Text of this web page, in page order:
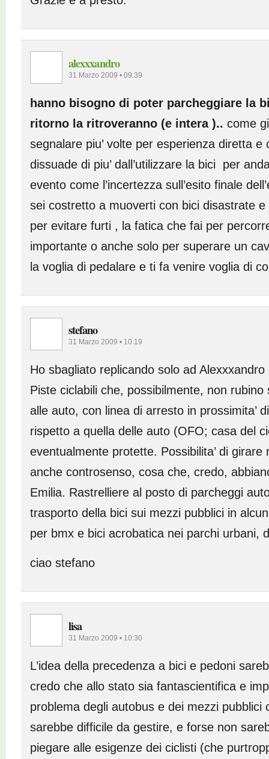
alexxxandro
31 Marzo 2009 • 09:39
hanno bisogno di poter parcheggiare la
ritorno la ritroveranno (e intera ).. come
segnalare piu’ volte per esperienza diretta e
dissuade di piu’ dall’utilizzare la bici per
evento come l’incertezza sull’esito finale
sei costretto a muoverti con bici disastrate e
per evitare furti , la fatica che fai per
importante o anche solo per superare un
la voglia di pedalare e ti fa venire voglia di
stefano
31 Marzo 2009 • 10:19
Ho sbagliato replicando solo ad
Piste ciclabili che, possibilmente, non rubino
alle auto, con linea di arresto in prossimita’
rispetto a quella delle auto (OFO; casa del
eventualmente protette. Possibilita’ di
anche controsenso, cosa che, credo,
Emilia. Rastrelliere al posto di parcheggi
trasporto della bici sui mezzi pubblici in
per bmx e bici acrobatica nei parchi urbani,
ciao stefano
lisa
31 Marzo 2009 • 10:30
L’idea della precedenza a bici e pedoni
credo che allo stato sia fantascientifica e
problema degli autobus e dei mezzi pubblici
sarebbe difficile da gestire, e forse non
piegare alle esigenze dei ciclisti (che